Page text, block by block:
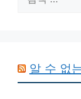
색:
알 수 없